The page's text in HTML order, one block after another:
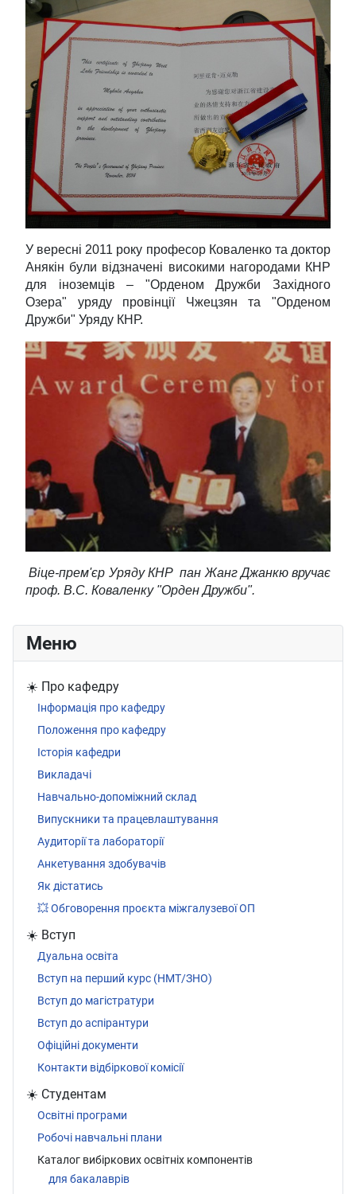
Меню
☀️ Про кафедру
Інформація про кафедру
Положення про кафедру
Історія кафедри
Викладачі
Навчально-допоміжний склад
Випускники та працевлаштування
Аудиторії та лабораторії
Анкетування здобувачів
Як дістатись
💥 Обговорення проєкта міжгалузевої ОП
☀️ Вступ
Дуальна освіта
Вступ на перший курс (НМТ/ЗНО)
Вступ до магістратури
Вступ до аспірантури
Офіційні документи
Контакти відбіркової комісії
☀️ Студентам
Освітні програми
Робочі навчальні плани
Каталог вибіркових освітніх компонентів
для бакалаврів
У вересні 2011 року професор Коваленко та доктор
Анякін були відзначені високими нагородами КНР
для іноземців – "Орденом Дружби Західного
Озера" уряду провінції Чжецзян та "Орденом
Дружби" Уряду КНР.
Віце-прем'єр Уряду КНР пан Жанг Джанкю вручає
проф. В.С. Коваленку "Орден Дружби".